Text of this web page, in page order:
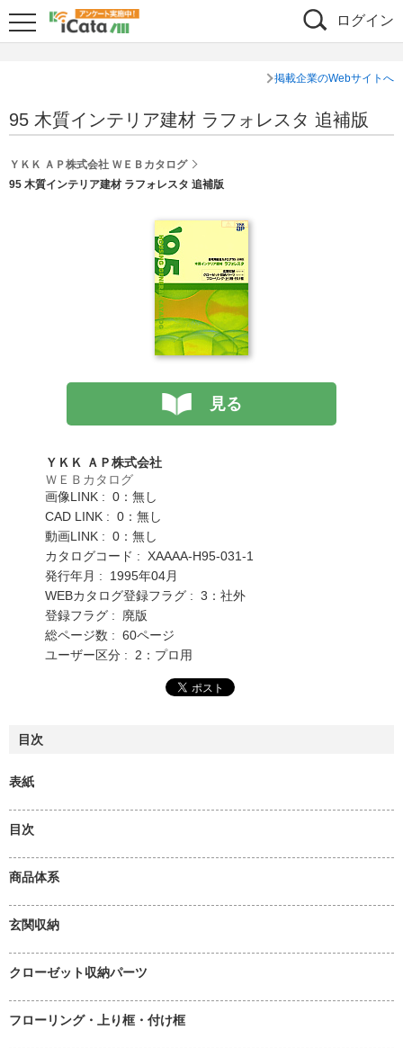
ログイン
掲載企業のWebサイトへ
95 木質インテリア建材 ラフォレスタ 追補版
ＹＫＫ ＡＰ株式会社 ＷＥＢカタログ
95 木質インテリア建材 ラフォレスタ 追補版
見る
ＹＫＫ ＡＰ株式会社
ＷＥＢカタログ
画像LINK : 0：無し
CAD LINK : 0：無し
動画LINK : 0：無し
カタログコード : XAAAA-H95-031-1
発行年月 : 1995年04月
WEBカタログ登録フラグ : 3：社外
登録フラグ : 廃版
総ページ数 : 60ページ
ユーザー区分 : 2：プロ用
目次
表紙
目次
商品体系
玄関収納
クローゼット収納パーツ
フローリング・上り框・付け框